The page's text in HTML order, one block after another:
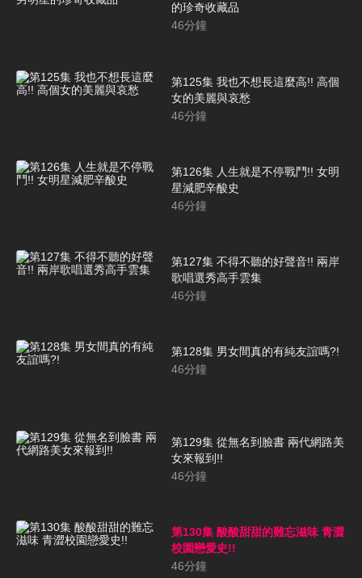
的珍奇收藏品
46分鐘
第125集 我也不想長這麼高!! 高個
女的美麗與哀愁
46分鐘
第126集 人生就是不停戰鬥!! 女明
星減肥辛酸史
46分鐘
第127集 不得不聽的好聲音!! 兩岸
歌唱選秀高手雲集
46分鐘
第128集 男女間真的有純友誼嗎?!
46分鐘
第129集 從無名到臉書 兩代網路美
女來報到!!
46分鐘
第130集 酸酸甜甜的難忘滋味 青澀
校園戀愛史!!
46分鐘